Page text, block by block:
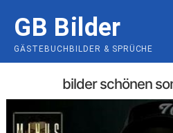
content
GB Bilder
GÄSTEBUCHBILDER & SPRÜCHE
bilder schönen